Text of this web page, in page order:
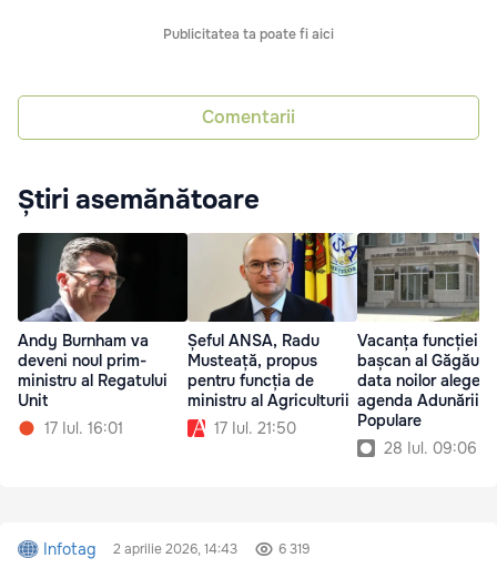
Publicitatea ta poate fi aici
Comentarii
Știri asemănătoare
Andy Burnham va
deveni noul prim-
ministru al Regatului
Unit
17 Iul. 16:01
Șeful ANSA, Radu
Musteață, propus
pentru funcția de
ministru al Agriculturii
17 Iul. 21:50
Vacanța funcției
bașcan al
data noilor
agenda Adunării
Populare
28 Iul. 09:06
Infotag 2 aprilie 2026, 14:43 6 319